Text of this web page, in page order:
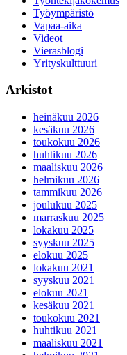
Työympäristö
Vapaa-aika
Videot
Vierasblogi
Yrityskulttuuri
Arkistot
heinäkuu 2026
kesäkuu 2026
toukokuu 2026
huhtikuu 2026
maaliskuu 2026
helmikuu 2026
tammikuu 2026
joulukuu 2025
marraskuu 2025
lokakuu 2025
syyskuu 2025
elokuu 2025
lokakuu 2021
syyskuu 2021
elokuu 2021
kesäkuu 2021
toukokuu 2021
huhtikuu 2021
maaliskuu 2021